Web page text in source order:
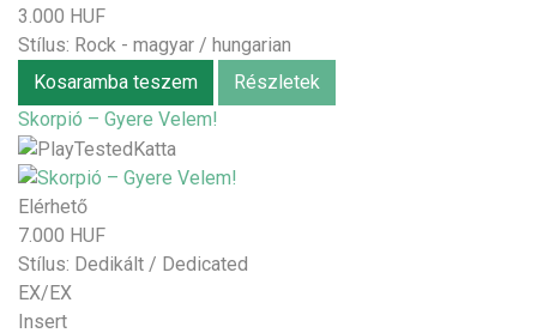
3.000 HUF
Stílus: Rock - magyar / hungarian
Kosaramba teszem
Részletek
Skorpió – Gyere Velem!
Elérhető
7.000 HUF
Stílus: Dedikált / Dedicated
EX/EX
Insert